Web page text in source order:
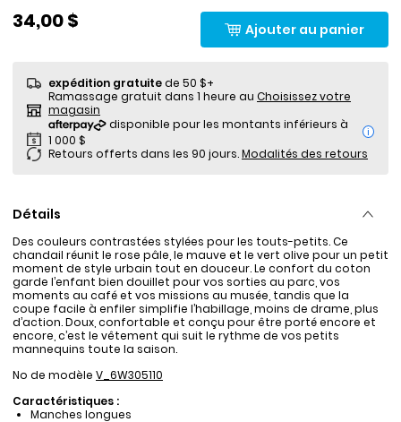
34,00 $ Ajouter au panier
expédition gratuitede 50 $+
Ramassage gratuit dans 1 heure au Choisissez votre
magasin
i
Retours offerts dans les 90 jours.Modalités des retours
Détails
Des couleurs contrastées stylées pour les touts-petits. Ce
chandail réunit le rose pâle, le mauve et le vert olive pour un petit
moment de style urbain tout en douceur. Le confort du coton
garde l’enfant bien douillet pour vos sorties au parc, vos
moments au café et vos missions au musée, tandis que la
coupe facile à enfiler simplifie l’habillage, moins de drame, plus
d’action. Doux, confortable et conçu pour être porté encore et
encore, c’est le vêtement qui suit le rythme de vos petits
mannequins toute la saison.
No de modèle V_6W305110
Caractéristiques :
Manches longues